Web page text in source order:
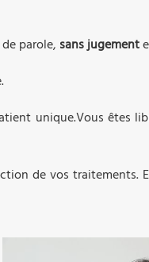
parole, sans jugement
unique.Vous êtes
de vos traitements.